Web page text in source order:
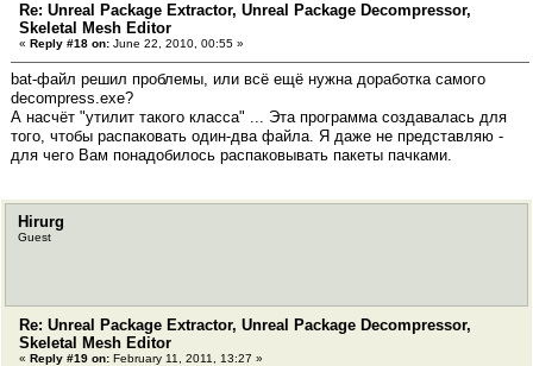
Re: Unreal Package Extractor, Unreal Package Decompressor,
Skeletal Mesh Editor
« Reply #18 on: June 22, 2010, 00:55 »
bat-файл решил проблемы, или всё ещё нужна доработка самого
decompress.exe?
А насчёт "утилит такого класса" ... Эта программа создавалась для
того, чтобы распаковать один-два файла. Я даже не представляю -
для чего Вам понадобилось распаковывать пакеты пачками.
Hirurg
Guest
Re: Unreal Package Extractor, Unreal Package Decompressor,
Skeletal Mesh Editor
« Reply #19 on: February 11, 2011, 13:27 »